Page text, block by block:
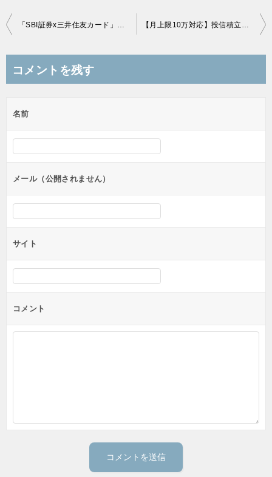
投
ビ
ー
シ
ョ
ン
コメントを残す
名前
メール（公開されません）
サイト
コメント